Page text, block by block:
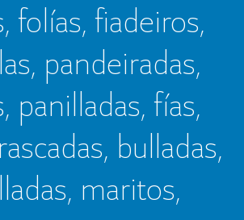
folías, fiadeiros,
pandeiradas,
panilladas, fías,
bulladas,
maritos,